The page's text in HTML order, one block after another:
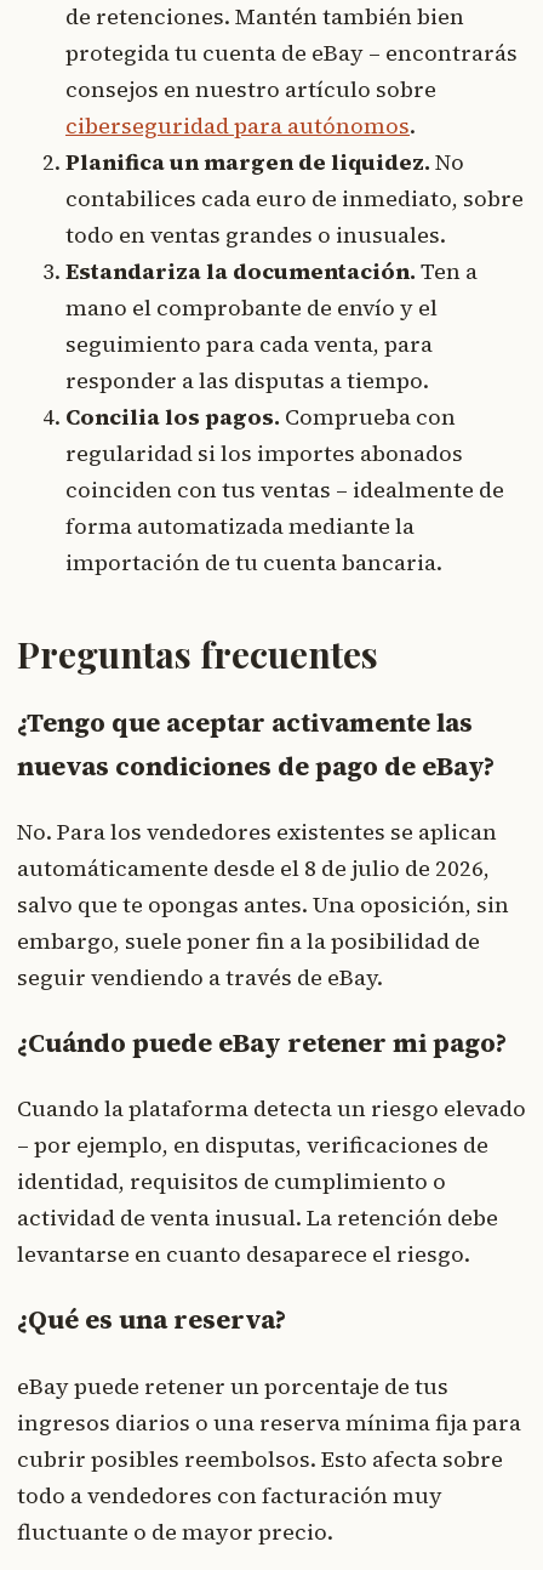
de retenciones. Mantén también bien
protegida tu cuenta de eBay – encontrarás
consejos en nuestro artículo sobre
ciberseguridad para autónomos.
Planifica un margen de liquidez. No
contabilices cada euro de inmediato, sobre
todo en ventas grandes o inusuales.
Estandariza la documentación. Ten a
mano el comprobante de envío y el
seguimiento para cada venta, para
responder a las disputas a tiempo.
Concilia los pagos. Comprueba con
regularidad si los importes abonados
coinciden con tus ventas – idealmente de
forma automatizada mediante la
importación de tu cuenta bancaria.
Preguntas frecuentes
¿Tengo que aceptar activamente las
nuevas condiciones de pago de eBay?
No. Para los vendedores existentes se aplican
automáticamente desde el 8 de julio de 2026,
salvo que te opongas antes. Una oposición, sin
embargo, suele poner fin a la posibilidad de
seguir vendiendo a través de eBay.
¿Cuándo puede eBay retener mi pago?
Cuando la plataforma detecta un riesgo elevado
– por ejemplo, en disputas, verificaciones de
identidad, requisitos de cumplimiento o
actividad de venta inusual. La retención debe
levantarse en cuanto desaparece el riesgo.
¿Qué es una reserva?
eBay puede retener un porcentaje de tus
ingresos diarios o una reserva mínima fija para
cubrir posibles reembolsos. Esto afecta sobre
todo a vendedores con facturación muy
fluctuante o de mayor precio.